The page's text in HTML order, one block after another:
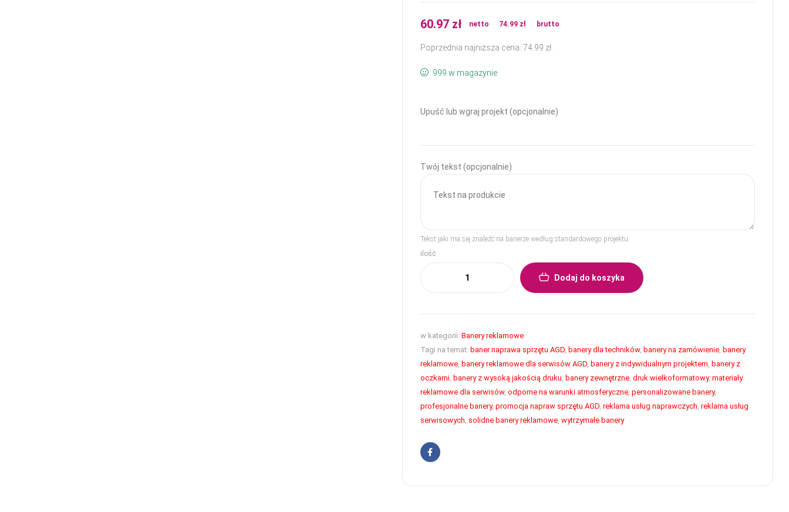
60.97 zł netto 74.99 zł brutto
Poprzednia najniższa cena: 74.99 zł.
999 w magazynie
Upuść lub wgraj projekt (opcjonalnie)
Twój tekst (opcjonalnie)
Tekst jaki ma się znaleźć na banerze według standardowego projektu.
ilość
Dodaj do koszyka
w kategorii: Banery reklamowe
Tagi na temat: baner naprawa sprzętu AGD, banery dla techników, banery na zamówienie, banery
reklamowe, banery reklamowe dla serwisów AGD, banery z indywidualnym projektem, banery z
oczkami, banery z wysoką jakością druku, banery zewnętrzne, druk wielkoformatowy, materiały
reklamowe dla serwisów, odporne na warunki atmosferyczne, personalizowane banery,
profesjonalne banery, promocja napraw sprzętu AGD, reklama usług naprawczych, reklama usług
serwisowych, solidne banery reklamowe, wytrzymałe banery
Facebook